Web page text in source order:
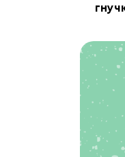
▪ Тренування +
▪ тренування
вечері для
розтяжка на 45
+ кількість хв
тренувань.